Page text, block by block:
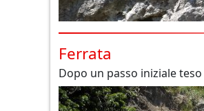
Ferrata
Dopo un passo iniziale